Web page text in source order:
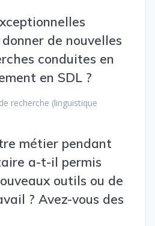
de nouvelles
conduites en
en SDL ?
recherche (linguistique
métier pendant
a-t-il permis
outils ou de
? Avez-vous des